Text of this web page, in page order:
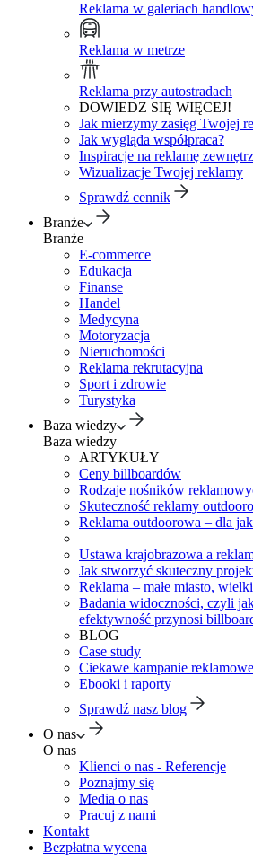
Reklama w galeriach
Reklama w metrze
Reklama przy autostradach
DOWIEDZ SIĘ WIĘCEJ!
Jak mierzymy zasięg Twojej
Jak wygląda współpraca?
Inspiracje na reklamę
Wizualizacje Twojej reklamy
Sprawdź cennik
Branże
Branże
E-commerce
Edukacja
Finanse
Handel
Medycyna
Motoryzacja
Nieruchomości
Reklama rekrutacyjna
Sport i zdrowie
Turystyka
Baza wiedzy
Baza wiedzy
ARTYKUŁY
Ceny billboardów
Rodzaje nośników
Skuteczność reklamy
Reklama outdoorowa – dla
Ustawa krajobrazowa a
Jak stworzyć skuteczny
Reklama – małe miasto,
Badania widoczności, czyli
efektywność przynosi
BLOG
Case study
Ciekawe kampanie reklamowe
Ebooki i raporty
Sprawdź nasz blog
O nas
O nas
Klienci o nas - Referencje
Poznajmy się
Media o nas
Pracuj z nami
Kontakt
Bezpłatna wycena